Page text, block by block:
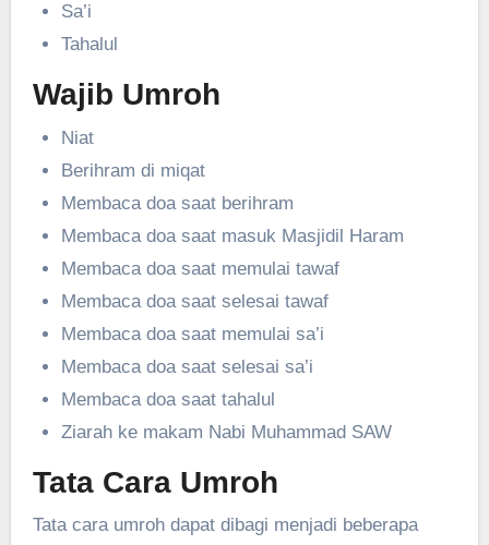
Sa’i
Tahalul
Wajib Umroh
Niat
Berihram di miqat
Membaca doa saat berihram
Membaca doa saat masuk Masjidil Haram
Membaca doa saat memulai tawaf
Membaca doa saat selesai tawaf
Membaca doa saat memulai sa’i
Membaca doa saat selesai sa’i
Membaca doa saat tahalul
Ziarah ke makam Nabi Muhammad SAW
Tata Cara Umroh
Tata cara umroh dapat dibagi menjadi beberapa